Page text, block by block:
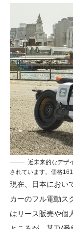
近未来的なデザ
されています。価格
現在、日本におい
カーのフル電動ス
はリース販売や個